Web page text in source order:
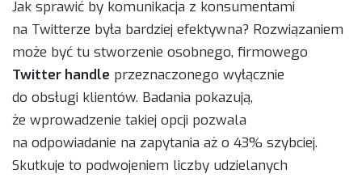
Jak sprawić by komunikacja z konsumentami
na Twitterze była bardziej efektywna? Rozwiązaniem
może być tu stworzenie osobnego, firmowego
Twitter handle przeznaczonego wyłącznie
do obsługi klientów. Badania pokazują,
że wprowadzenie takiej opcji pozwala
na odpowiadanie na zapytania aż o 43% szybciej.
Skutkuje to podwojeniem liczby udzielanych